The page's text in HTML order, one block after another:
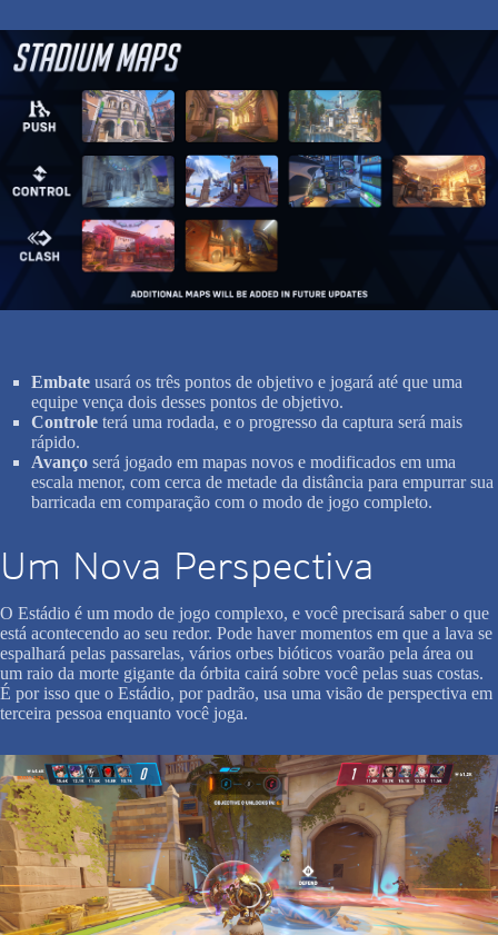
Embate usará os três pontos de objetivo e jogará até que uma
equipe vença dois desses pontos de objetivo.
Controle terá uma rodada, e o progresso da captura será mais
rápido.
Avanço será jogado em mapas novos e modificados em uma
escala menor, com cerca de metade da distância para empurrar sua
barricada em comparação com o modo de jogo completo.
Um Nova Perspectiva
O Estádio é um modo de jogo complexo, e você precisará saber o que
está acontecendo ao seu redor. Pode haver momentos em que a lava se
espalhará pelas passarelas, vários orbes bióticos voarão pela área ou
um raio da morte gigante da órbita cairá sobre você pelas suas costas.
É por isso que o Estádio, por padrão, usa uma visão de perspectiva em
terceira pessoa enquanto você joga.